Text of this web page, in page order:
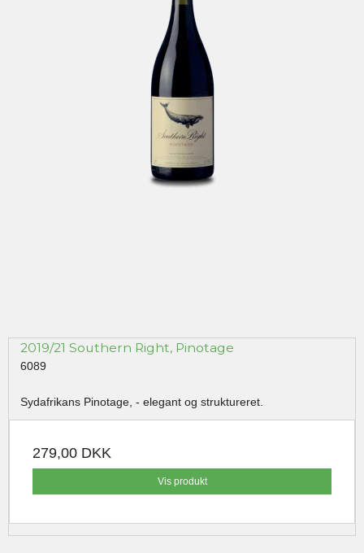
2019/21 Southern Right, Pinotage
6089
Sydafrikans Pinotage, - elegant og struktureret.
279,00 DKK
Vis produkt